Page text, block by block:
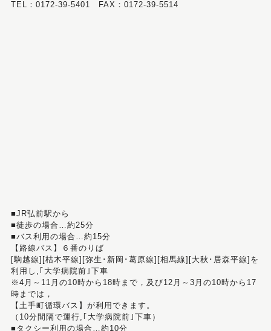
TEL：0172-39-5401 FAX：0172-39-5514
■JR弘前駅から
■徒歩の場合…約25分
■バス利用の場合…約15分
【路線バス】６番のりば
[駒越線][枯木平線][弥生･新岡･葛原線][相馬線][大秋･居森平線]を
利用し,｢大学病院前｣下車
※4月～11月の10時から18時まで，及び12月～3月の10時から17
時までは，
【土手町循環バス】が利用できます。
（10分間隔で運行,｢大学病院前｣下車）
■タクシー利用の場合…約10分